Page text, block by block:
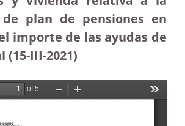
plan de pensiones en
importe de las ayudas de
(15-III-2021)